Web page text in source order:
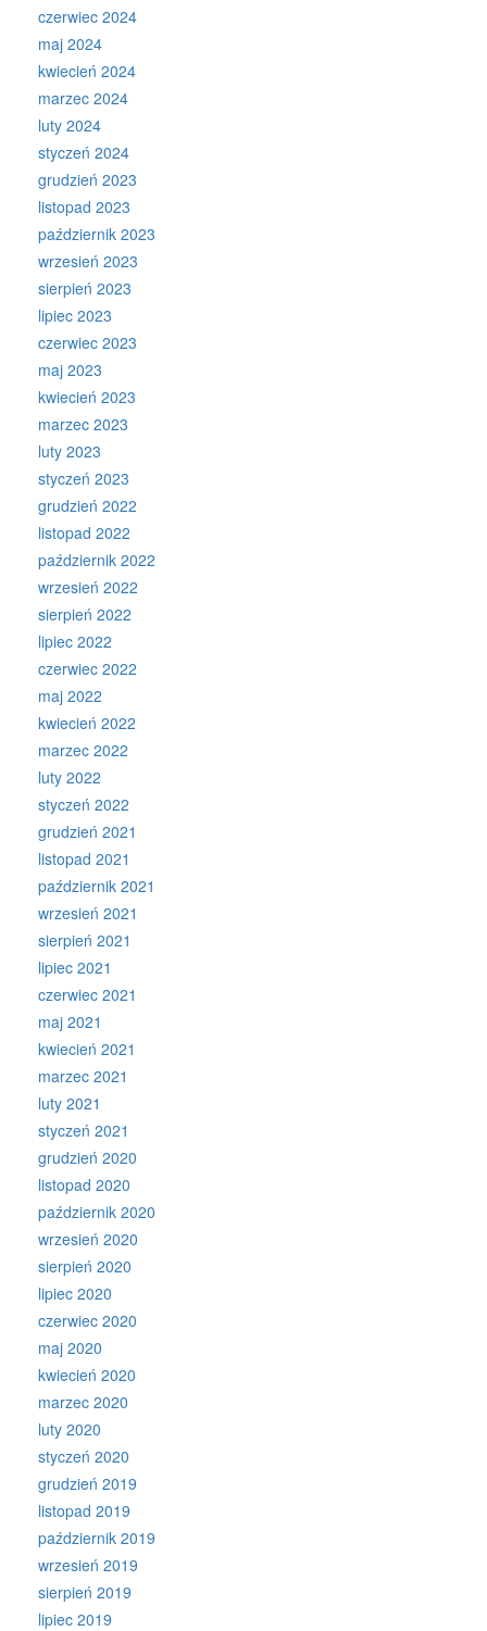
czerwiec 2024
maj 2024
kwiecień 2024
marzec 2024
luty 2024
styczeń 2024
grudzień 2023
listopad 2023
październik 2023
wrzesień 2023
sierpień 2023
lipiec 2023
czerwiec 2023
maj 2023
kwiecień 2023
marzec 2023
luty 2023
styczeń 2023
grudzień 2022
listopad 2022
październik 2022
wrzesień 2022
sierpień 2022
lipiec 2022
czerwiec 2022
maj 2022
kwiecień 2022
marzec 2022
luty 2022
styczeń 2022
grudzień 2021
listopad 2021
październik 2021
wrzesień 2021
sierpień 2021
lipiec 2021
czerwiec 2021
maj 2021
kwiecień 2021
marzec 2021
luty 2021
styczeń 2021
grudzień 2020
listopad 2020
październik 2020
wrzesień 2020
sierpień 2020
lipiec 2020
czerwiec 2020
maj 2020
kwiecień 2020
marzec 2020
luty 2020
styczeń 2020
grudzień 2019
listopad 2019
październik 2019
wrzesień 2019
sierpień 2019
lipiec 2019